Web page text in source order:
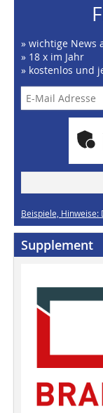
» wichtige News
» 18 x im Jahr
» kostenlos und
Beispiele, Hinweise:
Supplement